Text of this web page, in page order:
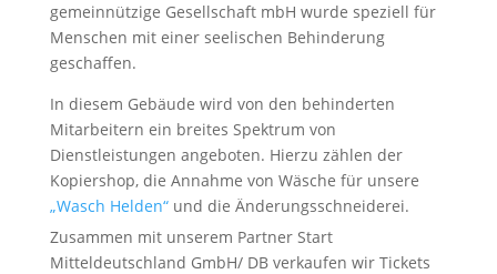
gemeinnützige Gesellschaft mbH wurde speziell für
Menschen mit einer seelischen Behinderung
geschaffen.
In diesem Gebäude wird von den behinderten
Mitarbeitern ein breites Spektrum von
Dienstleistungen angeboten. Hierzu zählen der
Kopiershop, die Annahme von Wäsche für unsere
„Wasch Helden“und die Änderungsschneiderei.
Zusammen mit unserem Partner Start
Mitteldeutschland GmbH/ DB verkaufen wir Tickets